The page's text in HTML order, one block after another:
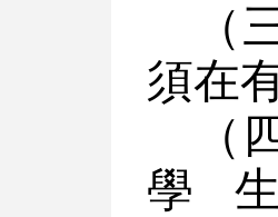
（
須在
（
學